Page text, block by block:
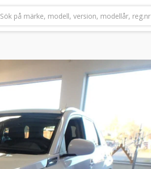
Sök på märke, modell, version, modellår, reg.nr